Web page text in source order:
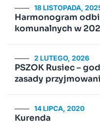
18 LISTOPADA,
Harmonogram
komunalnych w
2 LUTEGO, 2026
PSZOK Rusiec –
zasady
14 LIPCA, 2020
Kurenda